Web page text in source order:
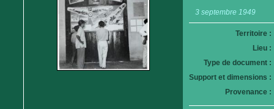
3 septembre 1949
Territoire :
Lieu :
Type de document :
Support et dimensions :
Provenance :